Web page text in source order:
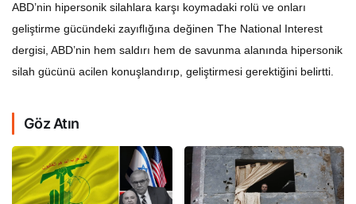
ABD’nin hipersonik silahlara karşı koymadaki rolü ve onları
geliştirme gücündeki zayıflığına değinen The National Interest
dergisi, ABD’nin hem saldırı hem de savunma alanında hipersonik
silah gücünü acilen konuşlandırıp, geliştirmesi gerektiğini belirtti.
Göz Atın